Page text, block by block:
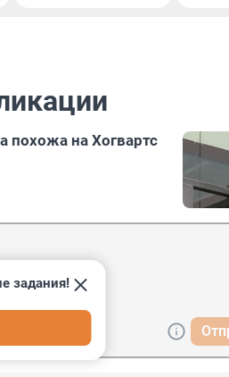
похожа на Хогвартс
задания!